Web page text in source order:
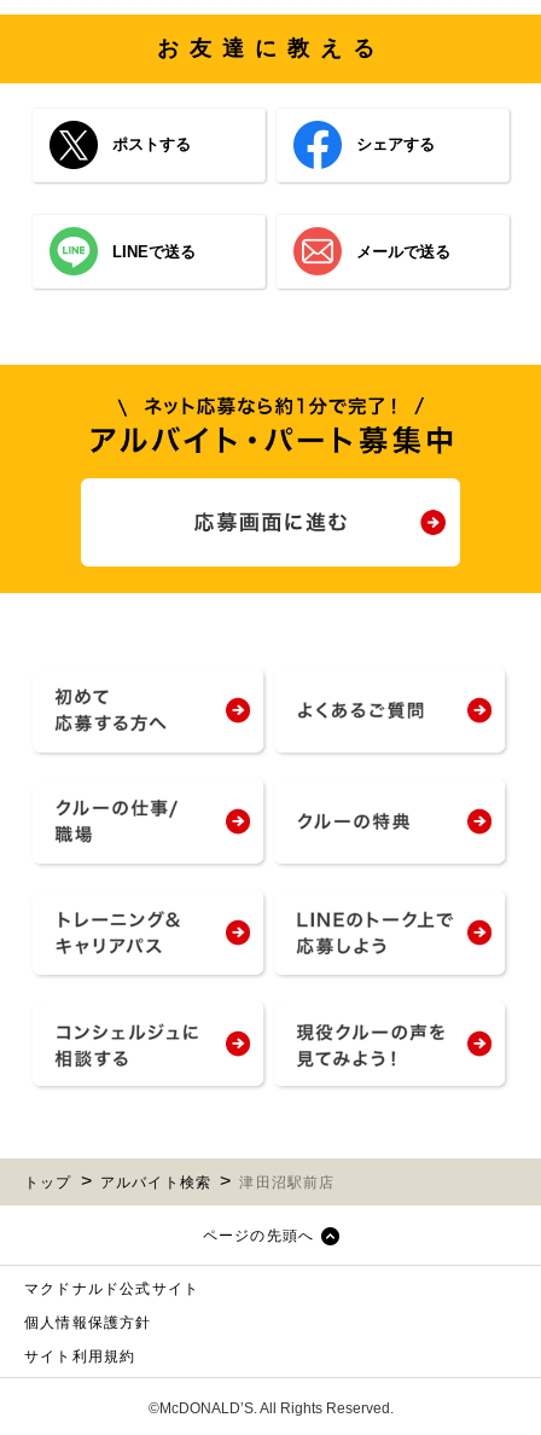
お友達に教える
ポストする シェアする
LINEで送る メールで送る
トップ アルバイト検索 津田沼駅前店
ページの先頭へ
マクドナルド公式サイト
個人情報保護方針
サイト利用規約
©McDONALD’S. All Rights Reserved.